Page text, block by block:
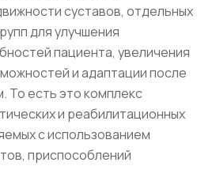
суставов, отдельных
для улучшения
пациента, увеличения
и адаптации после
То есть это комплекс
и реабилитационных
с использованием
приспособлений